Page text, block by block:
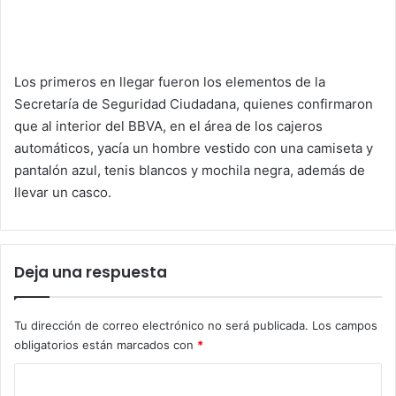
Los primeros en llegar fueron los elementos de la
Secretaría de Seguridad Ciudadana, quienes confirmaron
que al interior del BBVA, en el área de los cajeros
automáticos, yacía un hombre vestido con una camiseta y
pantalón azul, tenis blancos y mochila negra, además de
llevar un casco.
Deja una respuesta
Tu dirección de correo electrónico no será publicada. Los campos
obligatorios están marcados con *